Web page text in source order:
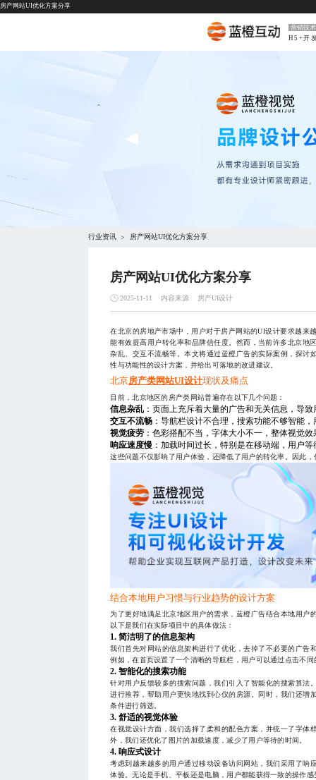
房产网站UI优化方案分享
营销技
H5+开
行业资讯 > 房产网站UI优化方案分享
房产网站UI优化方案分享
2025-11-11 内容来源 房产UI设计
在北京的房地产市场中，用户对于房产网站的UI设计要求越来
能有效提高用户转化率和品牌信任度。然而，当前许多北京地
杂乱、交互不流畅等。本文将通过蓝橙广告的实际案例，探讨
性与功能性的设计方案，并给出可落地的改进建议。
北京房产类网站UI设计现状及痛点
目前，北京地区的房产类网站普遍存在以下几个问题：
信息杂乱 ：页面上充斥着大量的广告和无关信息，导
交互不流畅 ：导航栏设计不合理，搜索功能不够智能
视觉疲劳 ：色彩搭配不当，字体大小不一，整体视觉
响应速度慢 ：加载时间过长，特别是在移动端，用户
这些问题不仅影响了用户体验，还降低了用户的转化率。因此
结合本地用户习惯与行业趋势的设计方案
为了更好地满足北京地区用户的需求，蓝橙广告结合本地用户
以下是我们在实际项目中的具体做法：
1. 简洁明了的信息架构
我们首先对网站的信息架构进行了优化，去掉了不必要的广告
例如，在首页设置了一个清晰的导航栏，用户可以通过点击不
2. 智能化的搜索功能
针对用户反馈较多的搜索问题，我们引入了智能化的搜索算法
进行推荐，帮助用户更快地找到心仪的房源。同时，我们还增
条件进行筛选。
3. 舒适的视觉体验
在视觉设计方面，我们选择了柔和的配色方案，并统一了字体
外，我们还优化了图片的加载速度，减少了用户等待的时间。
4. 响应式设计
考虑到越来越多的用户通过移动设备访问网站，我们采用了响
体验。无论是手机、平板还是电脑，用户都能获得一致的操作感